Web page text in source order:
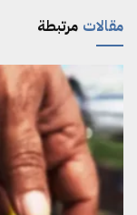
مرتبطة مقالات